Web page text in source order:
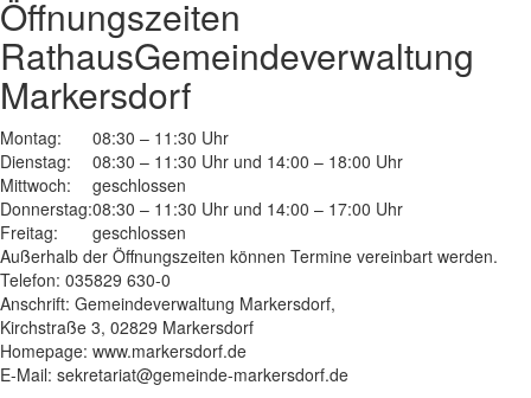
Öffnungszeiten
RathausGemeindeverwaltung
Markersdorf
Montag:
08:30 – 11:30 Uhr
Dienstag:
08:30 – 11:30 Uhr und 14:00 – 18:00 Uhr
Mittwoch:
geschlossen
Donnerstag:08:30 – 11:30 Uhr und 14:00 – 17:00 Uhr
Freitag:
geschlossen
Außerhalb der Öffnungszeiten können Termine vereinbart werden.
Telefon: 035829 630-0
Anschrift: Gemeindeverwaltung Markersdorf,
Kirchstraße 3, 02829 Markersdorf
Homepage: www.markersdorf.de
E-Mail: sekretariat@gemeinde-markersdorf.de